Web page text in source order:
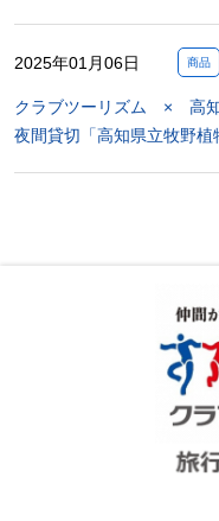
2025年01月06日 商品
クラブツーリズム × 高知
夜間貸切「高知県立牧野